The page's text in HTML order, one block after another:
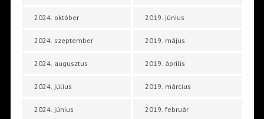
2024. október
2024. szeptember
2024. augusztus
2024. július
2024. június
2019. június
2019. május
2019. április
2019. március
2019. február